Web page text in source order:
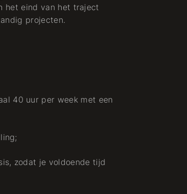
het eind van het traject
projecten.
40 uur per week met een
zodat je voldoende tijd